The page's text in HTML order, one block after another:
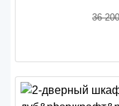
36